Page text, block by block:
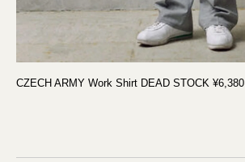
CZECH ARMY Work Shirt DEAD STOCK ¥6,380